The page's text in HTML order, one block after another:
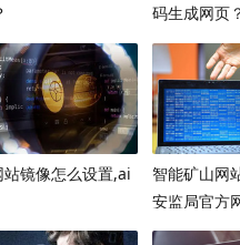
码生成网页
镜像怎么设置,ai
智能矿山网
安监局官方